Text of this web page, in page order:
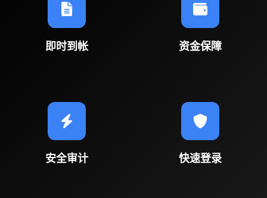
即时到帐 资金保障
安全审计 快速登录